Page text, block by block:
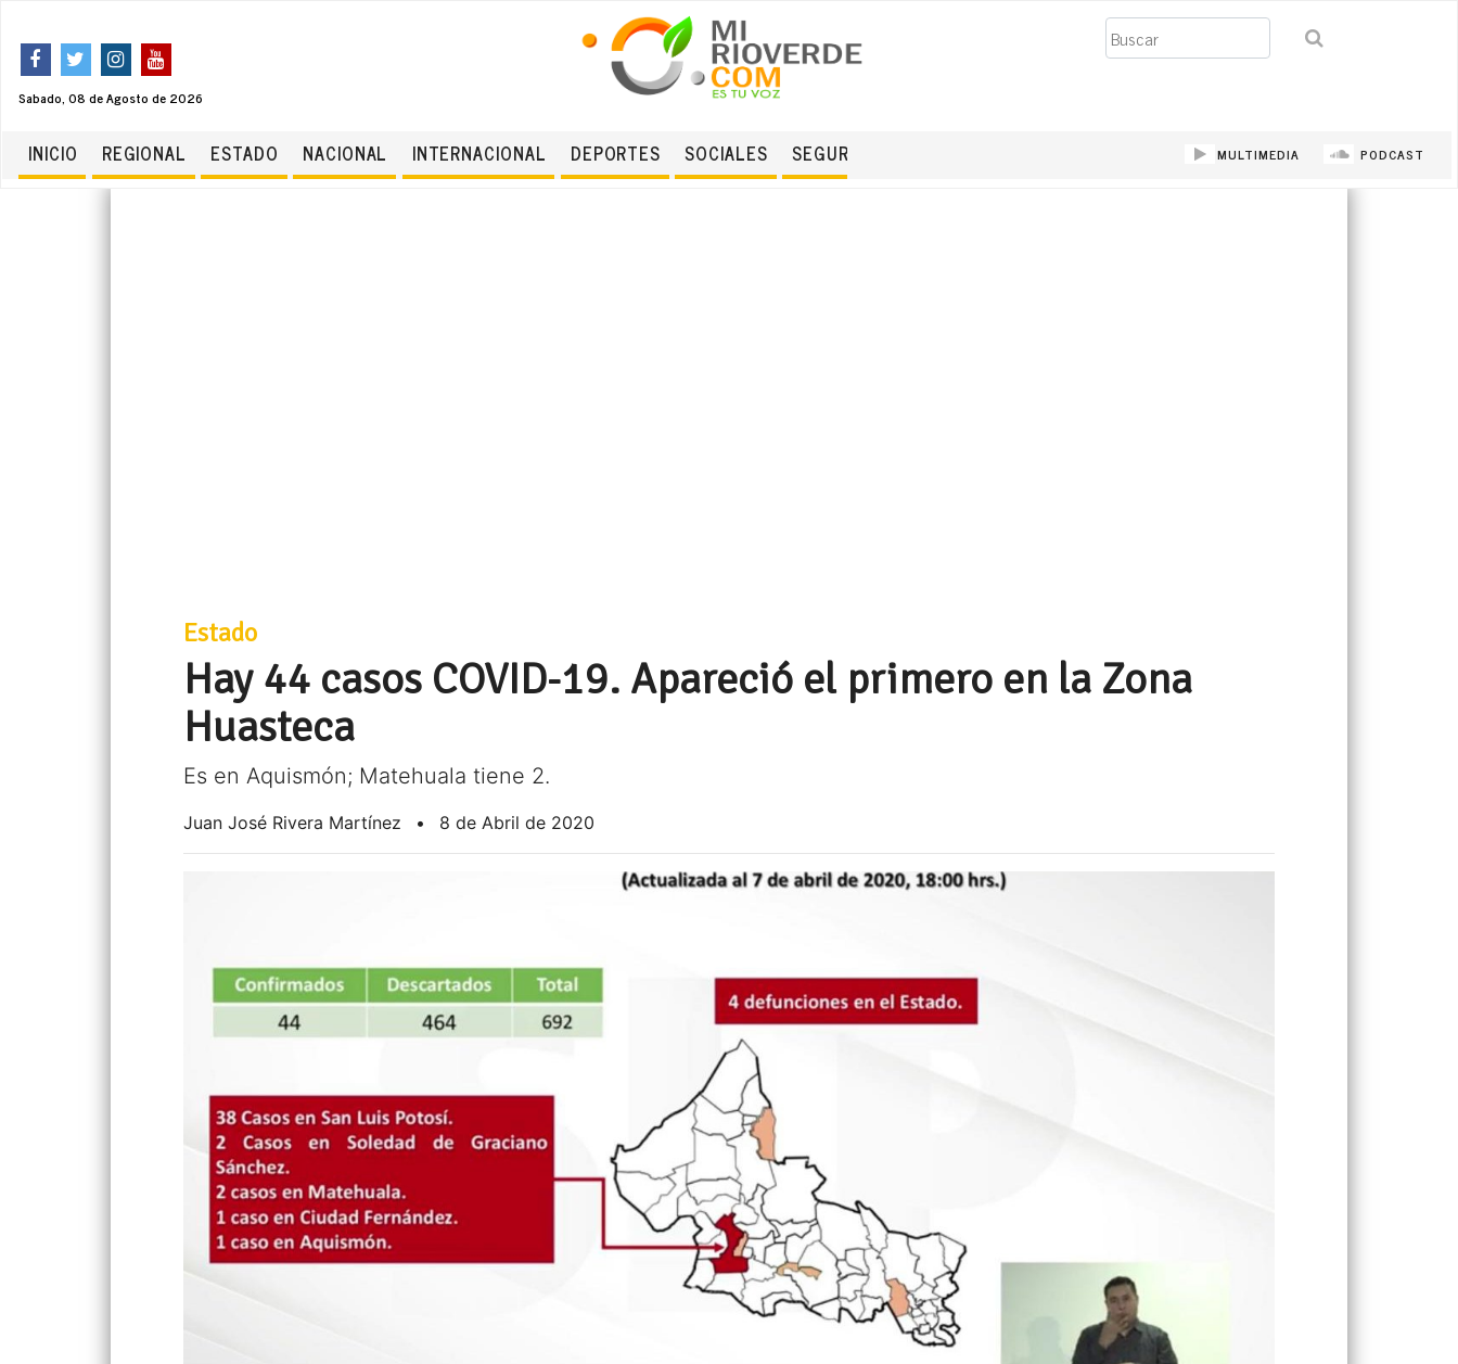
Sabado, 08 de Agosto de 2026
Buscar
INICIO REGIONAL ESTADO NACIONAL INTERNACIONAL DEPORTES SOCIALES SEGURIDAD MULTIMEDIA PODCAST
Estado
Hay 44 casos COVID-19. Apareció el primero en la Zona
Huasteca
Es en Aquismón; Matehuala tiene 2.
Juan José Rivera Martínez • 8 de Abril de 2020